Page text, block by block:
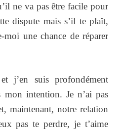
ne va pas être facile pour
dispute mais s’il te plaît,
moi une chance de réparer
j’en suis profondément
mon intention. Je n’ai pas
maintenant, notre relation
pas te perdre, je t’aime